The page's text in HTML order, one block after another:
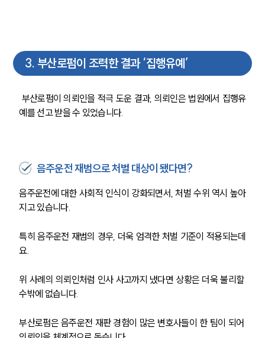
팀소개
팀소개
글로벌 파트너 로펌
주요 업무사례
3. 부산로펌이 조력한 결과 ‘집행유예’
예를 선고 받을 수 있었습니다.
음주운전 재범으로 처벌 대상이 됐다면?
음주운전에 대한 사회적 인식이 강화되면서, 처벌 수위 역시 높아
지고 있습니다.
특히 음주운전 재범의 경우, 더욱 엄격한 처벌 기준이 적용되는데
요.
위 사례의 의뢰인처럼 인사 사고까지 냈다면 상황은 더욱 불리할
수밖에 없습니다.
부산로펌은 음주운전 재판 경험이 많은 변호사들이 한 팀이 되어